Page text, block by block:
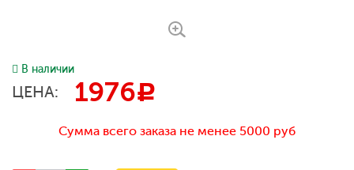
В наличии
ЦЕНА: 1976c
Сумма всего заказа не менее 5000 руб